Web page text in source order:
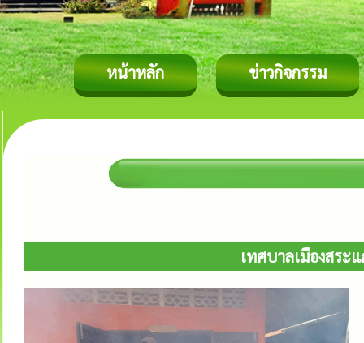
หน้าหลัก ข่าวกิจกรรม
เทศบาลเมืองสระ